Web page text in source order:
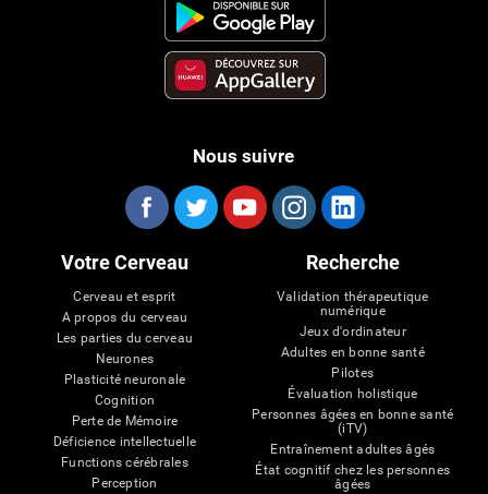
Nous suivre
Votre Cerveau
Cerveau et esprit
A propos du cerveau
Les parties du cerveau
Neurones
Plasticité neuronale
Cognition
Perte de Mémoire
Déficience intellectuelle
Functions cérébrales
Perception
Recherche
Validation thérapeutique
numérique
Jeux d'ordinateur
Adultes en bonne santé
Pilotes
Évaluation holistique
Personnes âgées en bonne santé
(iTV)
Entraînement adultes âgés
État cognitif chez les personnes
âgées